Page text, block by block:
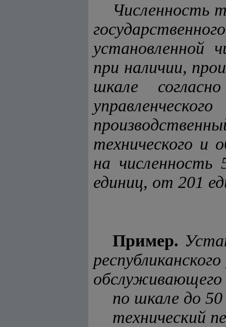
Численность
установленной
при наличии,
шкале
технического и
на
единиц, от 201
Пример.
обслуживающего
по шкале до
технический